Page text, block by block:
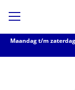
Maandag t/m